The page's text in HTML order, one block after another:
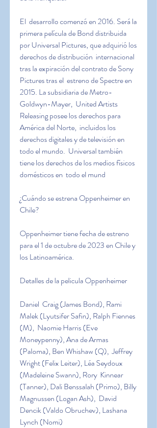
El  desarrollo comenzó en 2016. Será la
primera película de Bond distribuida
por Universal Pictures, que adquirió los
derechos de distribución  internacional
tras la expiración del contrato de Sony
Pictures tras el  estreno de Spectre en
2015. La subsidiaria de Metro-
Goldwyn-Mayer,  United Artists
Releasing posee los derechos para
América del Norte,  incluidos los
derechos digitales y de televisión en
todo el mundo.  Universal también
tiene los derechos de los medios físicos
domésticos en  todo el mund
¿Cuándo se estrena Oppenheimer en
Chile?
Oppenheimer tiene fecha de estreno
para el 1 de octubre de 2023 en Chile y
los Latinoamérica.
Detalles de la pelicula Oppenheimer
Daniel  Craig (James Bond), Rami
Malek (Lyutsifer Safin), Ralph Fiennes
(M),  Naomie Harris (Eve
Moneypenny), Ana de Armas
(Paloma), Ben Whishaw (Q),  Jeffrey
Wright (Felix Leiter), Léa Seydoux
(Madeleine Swann), Rory  Kinnear
(Tanner), Dali Benssalah (Primo), Billy
Magnussen (Logan Ash),  David
Dencik (Valdo Obruchev), Lashana
Lynch (Nomi)